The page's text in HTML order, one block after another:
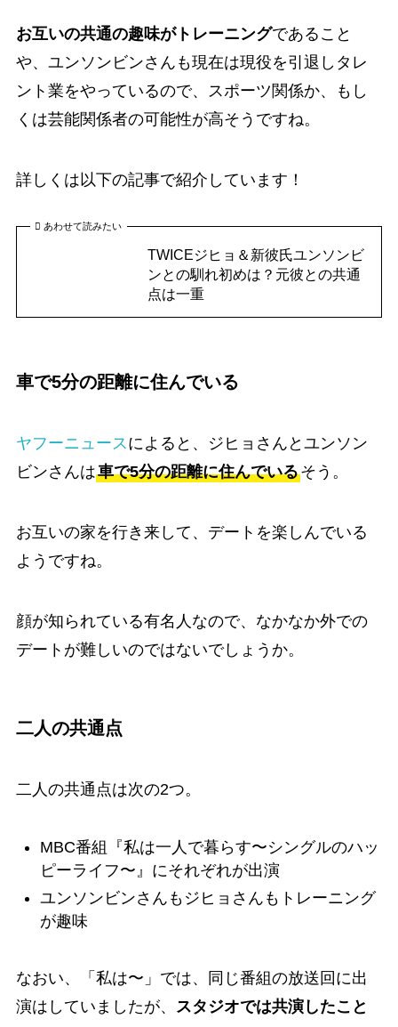
お互いの共通の趣味がトレーニングであること
や、 ユンソンビンさんも現在は現役を引退しタレ
ント業をやっているので、スポーツ関係か、もし
くは芸能関係者の可能性が高そうですね。
詳しくは以下の記事で紹介しています！
あわせて読みたい
TWICEジヒョ＆新彼氏ユンソンビ
ンとの馴れ初めは？元彼との共通
点は一重
車で5分の距離に住んでいる
ヤフーニュースによると、ジヒョさんとユンソン
ビンさんは車で5分の距離に住んでいるそう。
お互いの家を行き来して、デートを楽しんでいる
ようですね。
顔が知られている有名人なので、なかなか外での
デートが難しいのではないでしょうか。
二人の共通点
二人の共通点は次の2つ。
MBC番組『私は一人で暮らす〜シングルのハッ
ピーライフ〜』にそれぞれが出演
ユンソンビンさんもジヒョさんもトレーニング
が趣味
なおい、「私は〜」では、同じ番組の放送回に出
演はしていましたが、 スタジオでは共演したこと